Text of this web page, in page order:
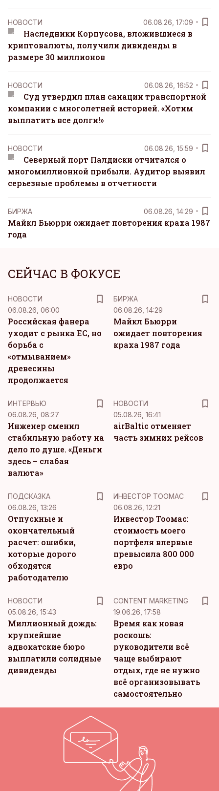
НОВОСТИ 06.08.26, 17:09
Наследники Корпусова, вложившиеся в
криптовалюты, получили дивиденды в
размере 30 миллионов
НОВОСТИ 06.08.26, 16:52
Суд утвердил план санации транспортной
компании с многолетней историей. «Хотим
выплатить все долги!»
НОВОСТИ 06.08.26, 15:59
Северный порт Палдиски отчитался о
многомиллионной прибыли. Аудитор выявил
серьезные проблемы в отчетности
БИРЖА 06.08.26, 14:29
Майкл Бьюрри ожидает повторения краха 1987
года
СЕЙЧАС В ФОКУСЕ
НОВОСТИ
06.08.26, 06:00
Российская фанера
уходит с рынка ЕС, но
борьба с
«отмыванием»
древесины
продолжается
БИРЖА
06.08.26, 14:29
Майкл Бьюрри
ожидает повторения
краха 1987 года
ИНТЕРВЬЮ
06.08.26, 08:27
Инженер сменил
стабильную работу на
дело по душе. «Деньги
здесь – слабая
валюта»
НОВОСТИ
05.08.26, 16:41
airBaltic отменяет
часть зимних рейсов
ПОДСКАЗКА
06.08.26, 13:26
Отпускные и
окончательный
расчет: ошибки,
которые дорого
обходятся
работодателю
ИНВЕСТОР ТООМАС
06.08.26, 12:21
Инвестор Тоомас:
стоимость моего
портфеля впервые
превысила 800 000
евро
НОВОСТИ
05.08.26, 15:43
Миллионный дождь:
крупнейшие
адвокатские бюро
выплатили солидные
дивиденды
CONTENT MARKETING
19.06.26, 17:58
Время как новая
роскошь:
руководители всё
чаще выбирают
отдых, где не нужно
всё организовывать
самостоятельно